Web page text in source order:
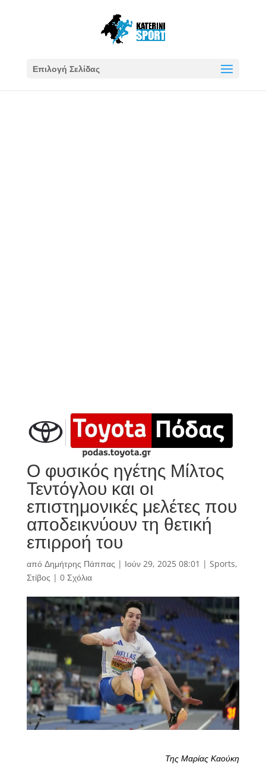
Επιλογή Σελίδας
Ο φυσικός ηγέτης Μίλτος
Τεντόγλου και οι
επιστημονικές μελέτες που
αποδεικνύουν τη θετική
επιρροή του
από Δημήτρης Πάππας | Ιούν 29, 2025 08:01 | Sports,
Στίβος | 0 Σχόλια
Της Μαρίας Καούκη